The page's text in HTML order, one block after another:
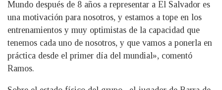
Mundo después de 8 años a representar a El Salvador es
una motivación para nosotros, y estamos a tope en los
entrenamientos y muy optimistas de la capacidad que
tenemos cada uno de nosotros, y que vamos a ponerla en
práctica desde el primer día del mundial», comentó
Ramos.